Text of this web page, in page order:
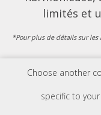
Choose another
specific to
limités et
*Pour plus de détails sur